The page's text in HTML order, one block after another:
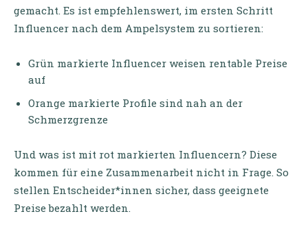
gemacht. Es ist empfehlenswert, im ersten Schritt
Influencer nach dem Ampelsystem zu sortieren:
Grün markierte Influencer weisen rentable Preise
auf
Orange markierte Profile sind nah an der
Schmerzgrenze
Und was ist mit rot markierten Influencern? Diese
kommen für eine Zusammenarbeit nicht in Frage. So
stellen Entscheider*innen sicher, dass geeignete
Preise bezahlt werden.